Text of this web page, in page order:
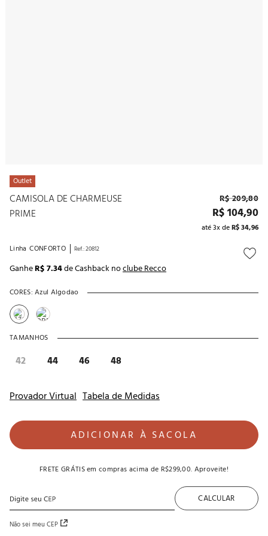
Outlet
CAMISOLA DE CHARMEUSE
PRIME
R$209,80
R$104,90
até3x deR$34,96
Linha CONFORTO Ref.:20812
GanheR$ 7.34de Cashback noclube Recco
CORES: Azul Algodao
TAMANHOS
42 44 46 48
Provador Virtual Tabela de Medidas
ADICIONAR À SACOLA
FRETE GRÁTISem compras acima de R$299,00. Aproveite!
Não sei meu CEP
CALCULAR